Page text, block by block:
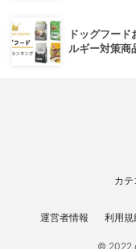
ドッグフー
ルギー対策商
カ
運営者情報 利用規
© 2022